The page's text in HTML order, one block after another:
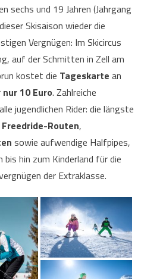
sechs und 19 Jahren (Jahrgang
Skisaison wieder die
Vergnügen: Im Skicircus
auf der Schmitten in Zell am
kostet die Tageskarte an
nur 10 Euro. Zahlreiche
jugendlichen Rider: die längste
Freedride-Routen,
sowie aufwendige Halfpipes,
hin zum Kinderland für die
der Extraklasse.